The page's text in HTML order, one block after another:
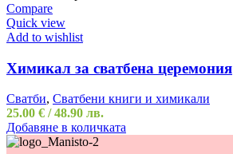
Compare
Quick view
Add to wishlist
Химикал за сватбена церемония
Сватби, Сватбени книги и химикали
25.00 € / 48.90 лв.
Добавяне в количката